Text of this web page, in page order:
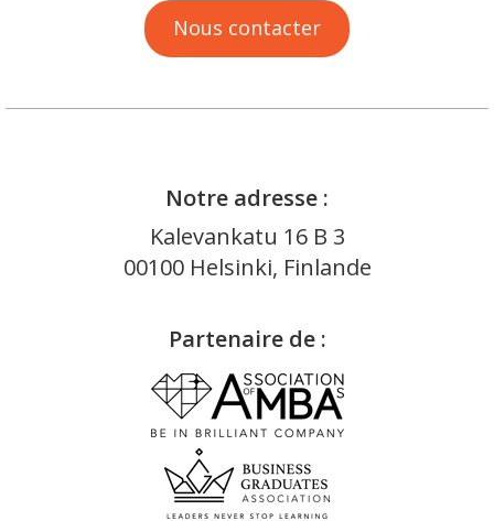
Nous contacter
Notre adresse :
Kalevankatu 16 B 3
00100 Helsinki, Finlande
Partenaire de :